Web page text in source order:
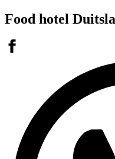
Food hotel